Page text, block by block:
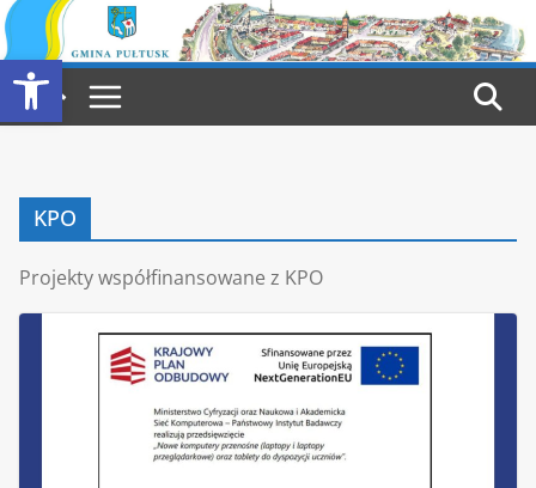
Otwórz pasek narzędzi
Przejdź
do
treści
KPO
Projekty współfinansowane z KPO